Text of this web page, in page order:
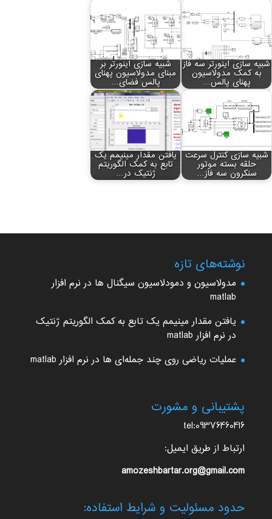
شبیه سازی اینورتر سه فاز
به کمک مدولاسیون
پهنای پالس…
شبیه سازی اینورتر بر
مبنای مدولاسیون پهنای
پالس فضای…
شبیه سازی کنترل سرعت
حلقه بسته موتور
سنکرون سه فاز…
یافتن مقدار مینیمم یک
تابع به کمک الگوریتم
ژنتیک در…
نوشته‌های تازه
مدولاسیون و دمودلاسیون سیگنال ها در نرم افزار
matlab
یافتن مقدار مینیمم یک تابع به کمک الگوریتم ژنتیک
در نرم افزار matlab
عملیات ریاضی روی چند جمله‌ای ها در نرم افزار matlab
پشتیبانی و مشورت
tel:09376460416
ارتباط از طریق ایمیل:
amozeshbartar.org@gmail.com
حدود مسئولیت و شرایط استفاده: